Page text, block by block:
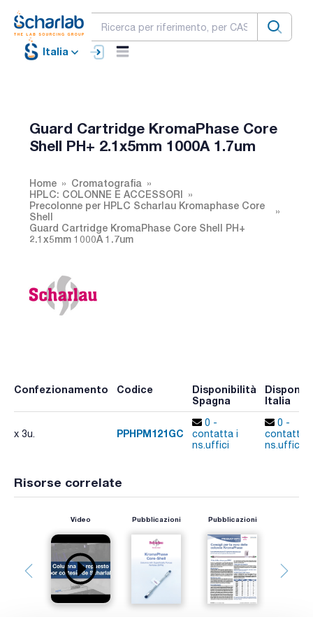
Italia
Guard Cartridge KromaPhase Core
Shell PH+ 2.1x5mm 1000A 1.7um
Home
Cromatografia
HPLC: COLONNE E ACCESSORI
Precolonne per HPLC Scharlau Kromaphase Core
Shell
Guard Cartridge KromaPhase Core Shell PH+
2.1x5mm 1000A 1.7um
Confezionamento Codice
Disponibilità
Spagna
Italia
x 3u. PPHPM121GC
0 -
contatta i
ns.uffici
0 -
contatta i
ns.uffici
Risorse correlate
Video Pubblicazioni Pubblicazioni